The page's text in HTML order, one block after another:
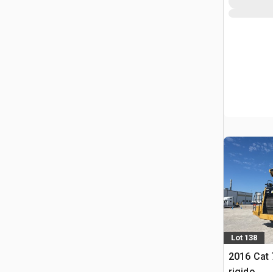
Lot 138
2016 Cat